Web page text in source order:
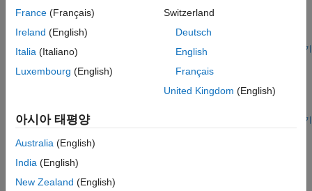
CORESET in 5G NR communications system.
스크립트 열기
NR Downlink Control Information Formats
classes to represent DCI formats and encode and decode DCI
라이브 스크립트 열기
France (Français)
Ireland (English)
Italia (Italiano)
Luxembourg (English)
Switzerland
Deutsch
English
Français
United Kingdom (English)
아시아 태평양
Australia (English)
India (English)
New Zealand (English)